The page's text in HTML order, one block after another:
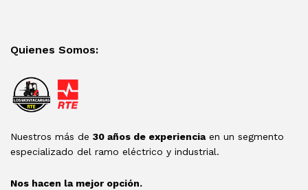
Quienes Somos:
Nuestros más de 30 años de experienciaen un segmento
especializado del ramo eléctrico y industrial.
Nos hacen la mejor opción.